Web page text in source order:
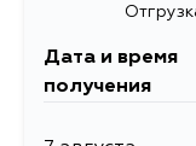
Расширенное
Дата и время
получения